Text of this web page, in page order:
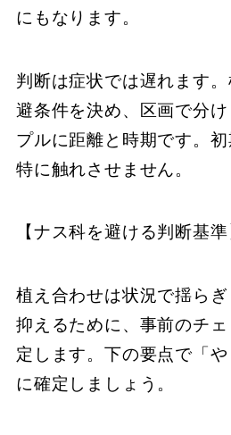
にもなります。
判断は症状では遅れます
避条件を決め、区画で分
プルに距離と時期です。
特に触れさせません。
【ナス科を避ける判断基準
植え合わせは状況で揺ら
抑えるために、事前のチ
定します。下の要点で「
に確定しましょう。